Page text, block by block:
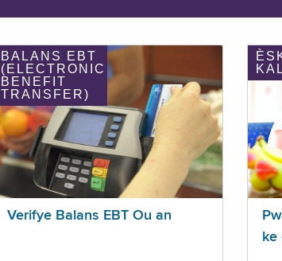
BALANS EBT
(ELECTRONIC
BENEFIT
TRANSFER)
Verifye Balans EBT Ou an
ke